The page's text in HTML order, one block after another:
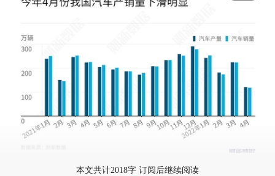
本文共计2018字 订阅后继续阅读